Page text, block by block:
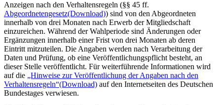
Anzeigen nach den Verhaltensregeln (§§ 45 ff.
Abgeordnetengesetz(Download)) sind von den Abgeordneten
innerhalb von drei Monaten nach Erwerb der Mitgliedschaft
einzureichen. Während der Wahlperiode sind Änderungen oder
Ergänzungen innerhalb einer Frist von drei Monaten ab deren
Eintritt mitzuteilen. Die Angaben werden nach Verarbeitung der
Daten und Prüfung, ob eine Veröffentlichungspflicht besteht, an
dieser Stelle veröffentlicht. Für weiterführende Informationen wird
auf die „Hinweise zur Veröffentlichung der Angaben nach den
Verhaltensregeln“(Download) auf den Internetseiten des Deutschen
Bundestages verwiesen.